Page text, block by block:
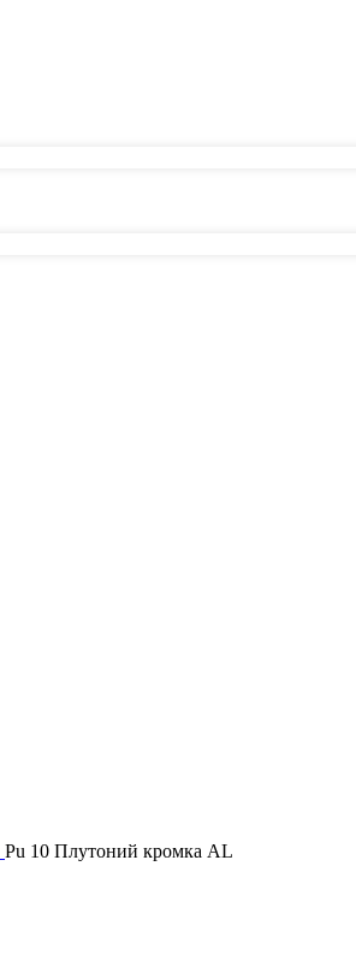
Pu 10 Плутоний кромка AL